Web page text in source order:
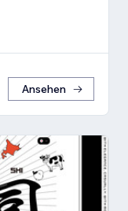
Ansehen